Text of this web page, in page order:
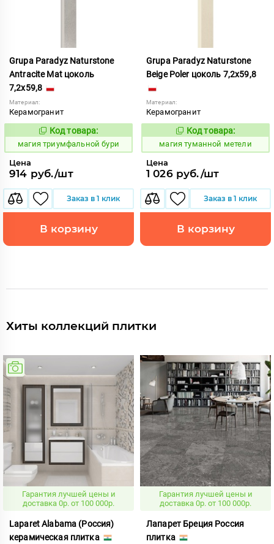
Grupa Paradyz Naturstone
Antracite Mat цоколь
7,2x59,8
Материал:
Керамогранит
919255
Код товара:
магия триумфальной бури
Цена
914 руб./шт
Заказ в 1 клик
В корзину
Grupa Paradyz Naturstone
Beige Poler цоколь 7,2x59,8
Материал:
Керамогранит
919425
Код товара:
магия туманной метели
Цена
1 026 руб./шт
Заказ в 1 клик
В корзину
Хиты коллекций плитки
Гарантия лучшей цены и
доставка 0р. от 100 000р.
Laparet Alabama (Россия)
керамическая плитка
Гарантия лучшей цены и
доставка 0р. от 100 000р.
Лапарет Бреция Россия
плитка